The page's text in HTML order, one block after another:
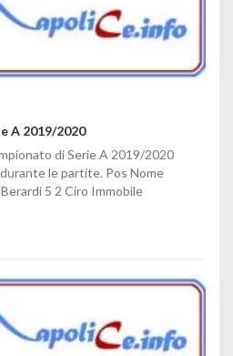
A 2019/2020
di Serie A 2019/2020
le partite. Pos Nome
5 2 Ciro Immobile